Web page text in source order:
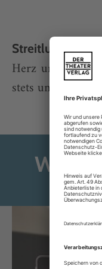
StreitlustigIhre
Herz und
stets um die